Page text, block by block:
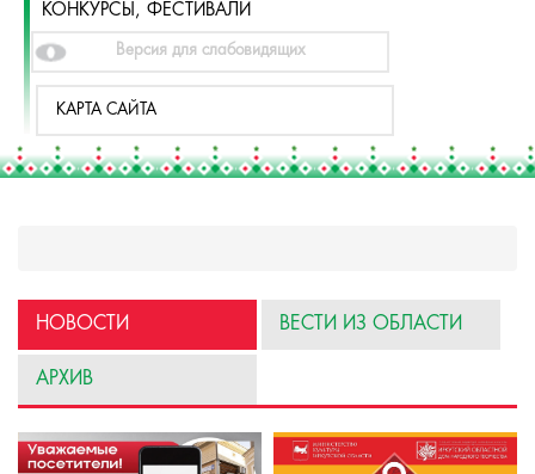
КОНКУРСЫ, ФЕСТИВАЛИ
Версия для слабовидящих
КАРТА САЙТА
НОВОСТИ ВЕСТИ ИЗ ОБЛАСТИ
АРХИВ